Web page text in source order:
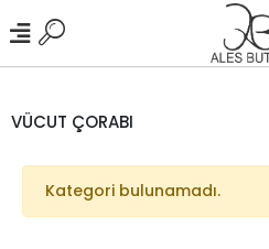
VÜCUT ÇORABI
Kategori bulunamadı.